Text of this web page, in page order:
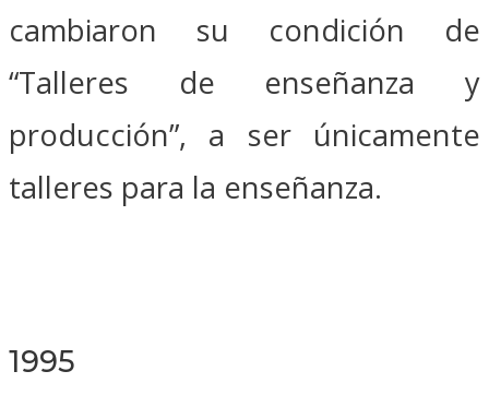
cambiaron su condición de
“Talleres de enseñanza y
producción”, a ser únicamente
talleres para la enseñanza.
1995